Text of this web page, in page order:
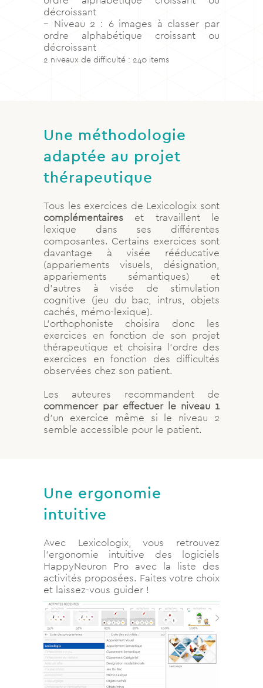
décroissant
– Niveau 2 : 6 images à classer par
ordre alphabétique croissant ou
décroissant
2 niveaux de difficulté : 240 items
Une méthodologie
adaptée au projet
thérapeutique
Tous les exercices de Lexicologix sont
complémentaires et travaillent le
lexique dans ses différentes
composantes. Certains exercices sont
davantage à visée rééducative
(appariements visuels, désignation,
appariements sémantiques) et
d’autres à visée de stimulation
cognitive (jeu du bac, intrus, objets
cachés, mémo-lexique).
L’orthophoniste choisira donc les
exercices en fonction de son projet
thérapeutique et choisira l’ordre des
exercices en fonction des difficultés
observées chez son patient.
Les auteures recommandent de
commencer par effectuer le niveau 1
d’un exercice même si le niveau 2
semble accessible pour le patient.
Une ergonomie
intuitive
Avec Lexicologix, vous retrouvez
l’ergonomie intuitive des logiciels
HappyNeuron Pro avec la liste des
activités proposées. Faites votre choix
et laissez-vous guider !